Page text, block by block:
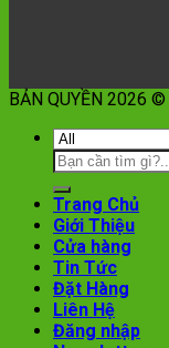
BẢN QUYỀN 2026 ©
Trang Chủ
Giới Thiệu
Cửa hàng
Tin Tức
Đặt Hàng
Liên Hệ
Đăng nhập